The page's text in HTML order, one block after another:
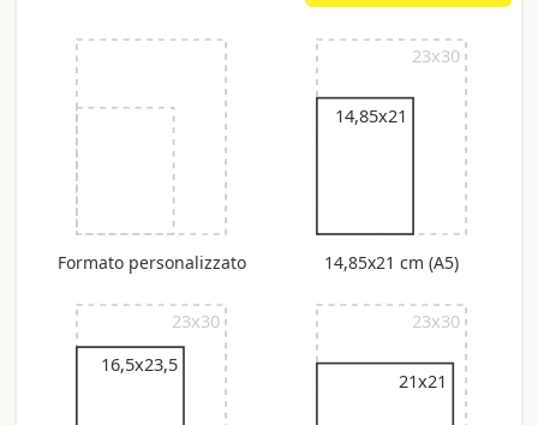
Formato personalizzato
23x30
14,85x21
14,85x21 cm (A5)
23x30
16,5x23,5
23x30
21x21